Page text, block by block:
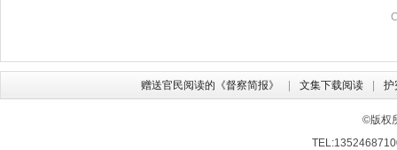
赠送官民阅读的《督察简报》 文集下载阅读 护
©版权